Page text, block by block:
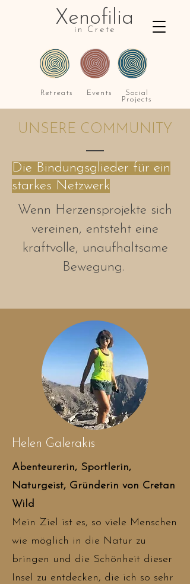
Xenofilia
in Crete
Retreats Events
Social
Projects
UNSERE COMMUNITY
Die Bindungsglieder für ein
starkes Netzwerk
Wenn Herzensprojekte sich
vereinen, entsteht eine
kraftvolle, unaufhaltsame
Bewegung.
Helen Galerakis
Abenteurerin, Sportlerin,
Naturgeist, Gründerin von Cretan
Wild
Mein Ziel ist es, so viele Menschen
wie möglich in die Natur zu
bringen und die Schönheit dieser
Insel zu entdecken, die ich so sehr